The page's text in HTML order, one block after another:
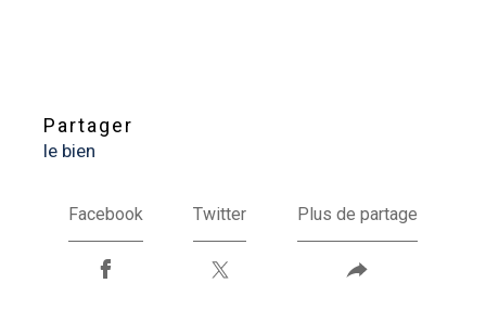
partager
le bien
Facebook Twitter Plus de partage